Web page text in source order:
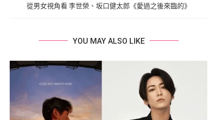
從男女視角看 李世榮、坂口健太郎《愛過之後來臨的》
YOU MAY ALSO LIKE